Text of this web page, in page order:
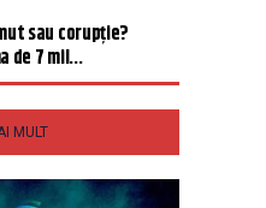
sau corupție?
de 7 mil...
MULT